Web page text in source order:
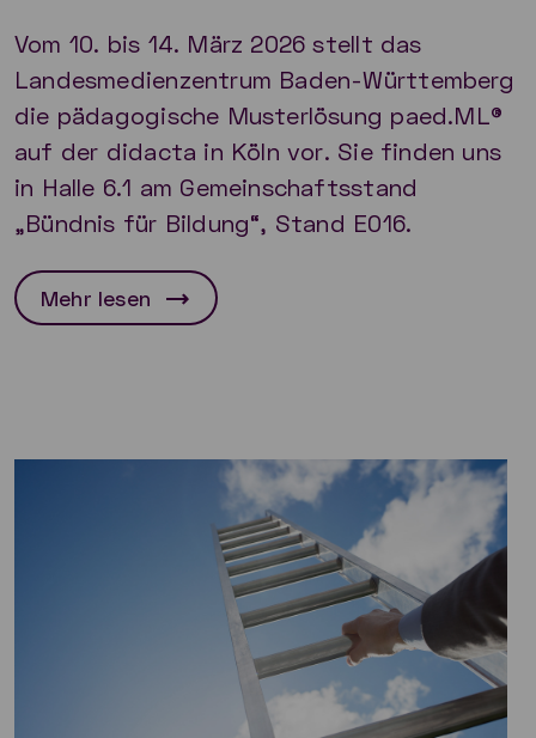
Vom 10. bis 14. März 2026 stellt das
Landesmedienzentrum Baden-Württemberg
die pädagogische Musterlösung paed.ML®
auf der didacta in Köln vor. Sie finden uns
in Halle 6.1 am Gemeinschaftsstand
„Bündnis für Bildung“, Stand E016.
Mehr lesen